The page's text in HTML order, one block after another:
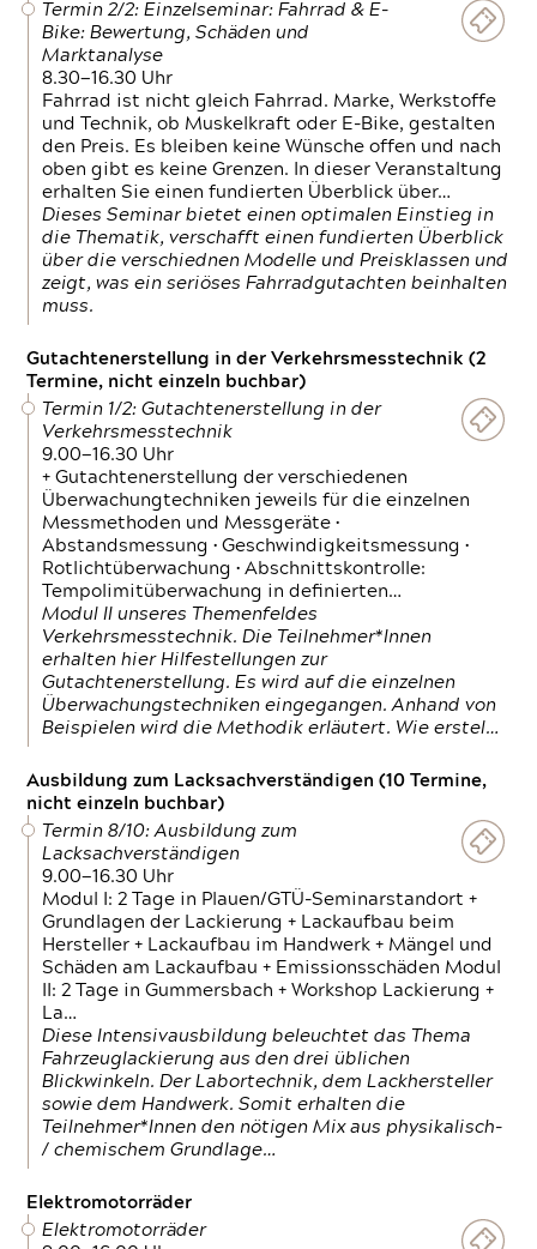
Termin 2/2: Einzelseminar: Fahrrad & E-
Bike: Bewertung, Schäden und
Marktanalyse
8.30—16.30 Uhr
Fahrrad ist nicht gleich Fahrrad. Marke, Werkstoffe
und Technik, ob Muskelkraft oder E-Bike, gestalten
den Preis. Es bleiben keine Wünsche offen und nach
oben gibt es keine Grenzen. In dieser Veranstaltung
erhalten Sie einen fundierten Überblick über…
Dieses Seminar bietet einen optimalen Einstieg in
die Thematik, verschafft einen fundierten Überblick
über die verschiednen Modelle und Preisklassen und
zeigt, was ein seriöses Fahrradgutachten beinhalten
muss.
Gutachtenerstellung in der Verkehrsmesstechnik (2
Termine, nicht einzeln buchbar)
Termin 1/2: Gutachtenerstellung in der
Verkehrsmesstechnik
9.00—16.30 Uhr
+ Gutachtenerstellung der verschiedenen
Überwachungtechniken jeweils für die einzelnen
Messmethoden und Messgeräte •
Abstandsmessung • Geschwindigkeitsmessung •
Rotlichtüberwachung • Abschnittskontrolle:
Tempolimitüberwachung in definierten…
Modul II unseres Themenfeldes
Verkehrsmesstechnik. Die Teilnehmer*Innen
erhalten hier Hilfestellungen zur
Gutachtenerstellung. Es wird auf die einzelnen
Überwachungstechniken eingegangen. Anhand von
Beispielen wird die Methodik erläutert. Wie erstel…
Ausbildung zum Lacksachverständigen (10 Termine,
nicht einzeln buchbar)
Termin 8/10: Ausbildung zum
Lacksachverständigen
9.00—16.30 Uhr
Modul I: 2 Tage in Plauen/GTÜ-Seminarstandort +
Grundlagen der Lackierung + Lackaufbau beim
Hersteller + Lackaufbau im Handwerk + Mängel und
Schäden am Lackaufbau + Emissionsschäden Modul
II: 2 Tage in Gummersbach + Workshop Lackierung +
La…
Diese Intensivausbildung beleuchtet das Thema
Fahrzeuglackierung aus den drei üblichen
Blickwinkeln. Der Labortechnik, dem Lackhersteller
sowie dem Handwerk. Somit erhalten die
Teilnehmer*Innen den nötigen Mix aus physikalisch-
/ chemischem Grundlage…
Elektromotorräder
Elektromotorräder